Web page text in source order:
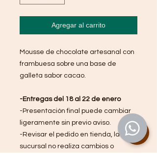
Agregar al carrito
Mousse de chocolate artesanal con
frambuesa sobre una base de
galleta sabor cacao.
-Entregas del 18 al 22 de enero
-Presentación final puede cambiar
ligeramente sin previo aviso.
-Revisar el pedido en tienda, la
sucursal no realiza cambios o